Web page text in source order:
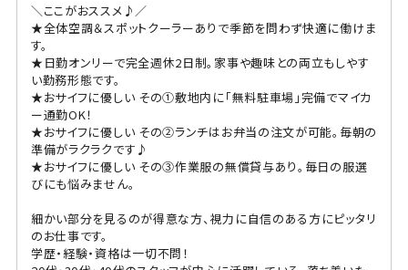
＼ここがおススメ♪／
★全体空調＆スポットクーラーありで季節を問わず快適に働けま
す。
★日勤オンリーで完全週休2日制。家事や趣味との両立もしやす
い勤務形態です。
★おサイフに優しい その①敷地内に「無料駐車場」完備でマイカ
ー通勤OK！
★おサイフに優しい その②ランチはお弁当の注文が可能。毎朝の
準備がラクラクです♪
★おサイフに優しい その③作業服の無償貸与あり。毎日の服選
びにも悩みません。
細かい部分を見るのが得意な方、視力に自信のある方にピッタリ
のお仕事です。
学歴・経験・資格は一切不問！